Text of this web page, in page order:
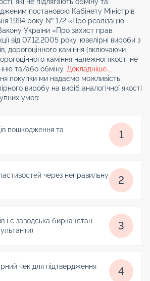
які не підлягають обміну та
постановою Кабінету Міністрів
1994 року № 172 «Про реалізацію
України «Про захист прав
від 07.12.2005 року, ювелірні вироби з
дорогоцінного каміння (включаючи
каміння належної якості не
та/або обміну. Докладніше...
покупки ми надаємо можливість
виробу на виріб аналогічної якості
умов:
пошкодження та
1
через неправильну
2
і є заводська бирка (стан
3
чек для підтвердження
4